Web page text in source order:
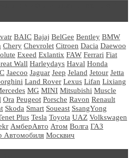
BAIC Bajaj BelGee Bentley BMW
Chery Chevrolet Citroen Dacia Daewoo
Exeed Exlantix FAW Ferrari Fiat
Wall Harleydays Haval Honda
Jaecoo Jaguar Jeep Jeland Jetour Jetta
Land Rover Lexus Lifan Lixiang
MG MINI Mitsubishi Muscle
Ora Peugeot Porsche Ravon Renault
Skoda Smart Soueast SsangYong
Plus Tesla Toyota UAZ Volkswagen
АмберАвто Атом Волга ГАЗ
Автомобиля Москвич